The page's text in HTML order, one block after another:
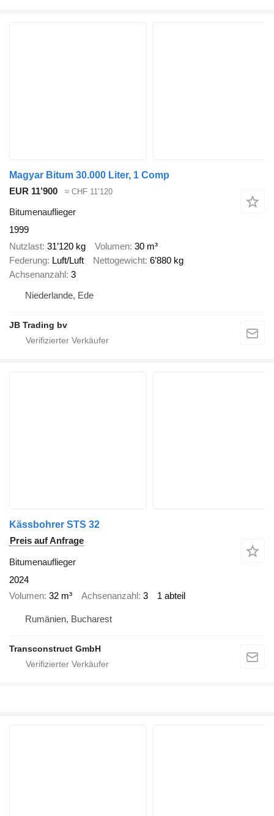
Magyar Bitum 30.000 Liter, 1 Comp
EUR 11’900
≈ CHF 11’120
Bitumenauflieger
1999
Nutzlast 31’120 kg Volumen 30 m³
Federung Luft/Luft Nettogewicht 6’880 kg
Achsenanzahl 3
Niederlande, Ede
JB Trading bv
Kässbohrer STS 32
Preis auf Anfrage
Bitumenauflieger
2024
Volumen 32 m³ Achsenanzahl 3 1 abteil
Rumänien, Bucharest
Transconstruct GmbH